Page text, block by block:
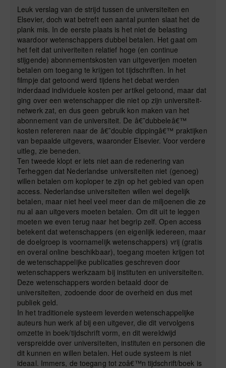
Leuk verslag van de strijd tussen de universiteiten en
Elsevier, doch wat betreft een aantal punten slaat het de
plank mis. In de eerste plaats is het niet de belasting
waardoor wetenschappers dubbel betalen. Het gaat om
het feit dat univeriteiten relatief hoge (en continue
stijgende) abonnementskosten van uitgeverijen moeten
betalen om toegang te krijgen tot tijdschriften. In het
filmpje dat getoond werd tijdens het debat werden
inderdaad individuele kosten per artikel getoond, maar dat
ging over een wetenschapper die niet op zijn universiteit-
netwerk zat, en dus geen gebruik kon maken van het
abonnement van de universiteit. De â€˜dubbeleâ€™
kosten refereren naar de â€˜double dippingâ€™ praktijken
van bepaalde uitgevers, waaronder Elsevier. Voor verdere
uitleg, zie beneden.
Ten tweede klopt er iets niet aan de redenering van
Terheggen dat Nederlandse universiteiten niet (genoeg)
willen betalen om koploper te zijn op het gebied van open
access. Nederlandse universiteiten willen wel degelijk
betalen, maar niet heel veel meer dan de miljoenen die ze
nu al aan uitgevers moeten betalen. Om dit uit te leggen
moeten we even terug naar het begrip zelf. Open access
betekent dat wetenschappers (en eigenlijk iedereen, maar
de doelgroep is voornamelijk wetenschappers) vrij (gratis
en overal online beschikbaar), toegang moeten krijgen tot
de wetenschappelijke publicaties geschreven door
wetenschappers werkzaam bij instituten en universiteiten.
Deze wetenschappers worden betaald door de
universiteiten, zodoende door de overheid en dus met
publiek geld.
In het traditionele systeem leverden wetenschappelijke
auteurs hun werk af bij een uitgever, die dit vervolgens
omzette in boek/tijdschrift vorm, en dit wereldwijd
verspreidde over universiteiten, instituten en personen die
dit kunnen en willen betalen. Het oude systeem is niet
ideaal. Immers, de toegang tot zoâ€™n tijdschrift/boek is